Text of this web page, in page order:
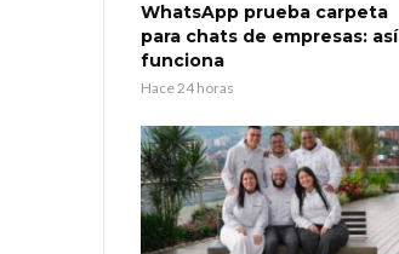
WhatsApp prueba carpeta
para chats de empresas: así
funciona
Hace 24 horas